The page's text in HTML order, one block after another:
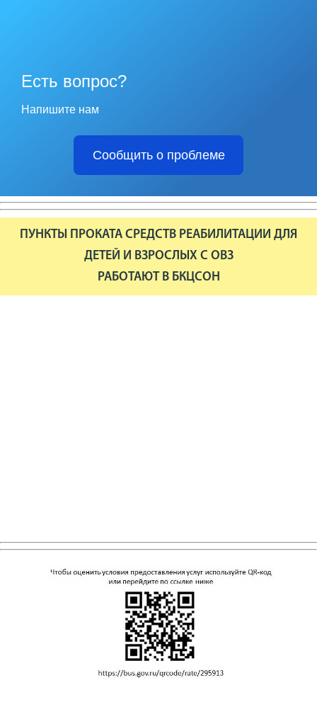
Есть вопрос?
Напишите нам
Сообщить о проблеме
ПУНКТЫ ПРОКАТА СРЕДСТВ РЕАБИЛИТАЦИИ ДЛЯ
ДЕТЕЙ И ВЗРОСЛЫХ С ОВЗ
РАБОТАЮТ В БКЦСОН